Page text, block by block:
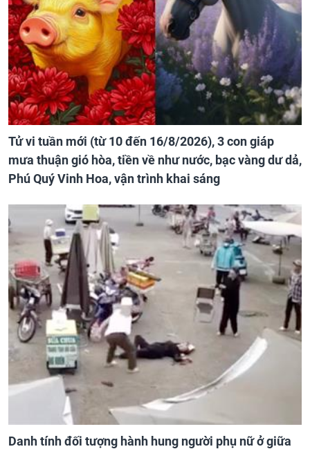
Tử vi tuần mới (từ 10 đến 16/8/2026), 3 con giáp
mưa thuận gió hòa, tiền về như nước, bạc vàng dư dả,
Phú Quý Vinh Hoa, vận trình khai sáng
Danh tính đối tượng hành hung người phụ nữ ở giữa